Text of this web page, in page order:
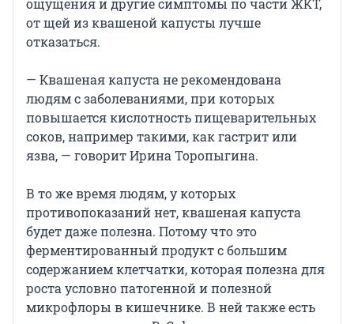
ощущения и другие симптомы по части ЖКТ,
от щей из квашеной капусты лучше
отказаться.
— Квашеная капуста не рекомендована
людям с заболеваниями, при которых
повышается кислотность пищеварительных
соков, например такими, как гастрит или
язва, — говорит Ирина Торопыгина.
В то же время людям, у которых
противопоказаний нет, квашеная капуста
будет даже полезна. Потому что это
ферментированный продукт с большим
содержанием клетчатки, которая полезна для
роста условно патогенной и полезной
микрофлоры в кишечнике. В ней также есть